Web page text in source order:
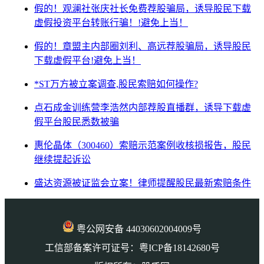
假的！观澜社张庆社长免费荐股骗局，诱导股民下载
虚假投资平台转账行骗！!避免上当！
假的！章盟主内部圈刘利、高远荐股骗局，诱导股民
下载虚假平台!避免上当！
*ST万方被立案调查,股民索赔如何操作?
点石成金训练营李浩然内部荐股直播群，诱导下载虚
假平台股民悉数被骗
惠伦晶体（300460）索赔示范案例收核损报告，股民
继续提起诉讼
盛达资源被证监会立案！律师提醒股民最新索赔条件
粤公网安备 44030602004009号
工信部备案许可证号：粤ICP备18142680号